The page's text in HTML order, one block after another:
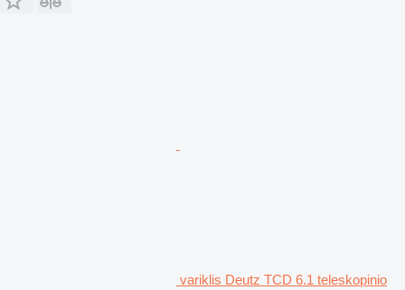
variklis Deutz TCD 6.1 teleskopinio